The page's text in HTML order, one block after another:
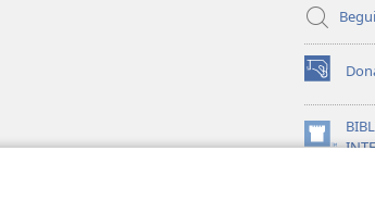
(abre
una
nueva
ventana)
(abre